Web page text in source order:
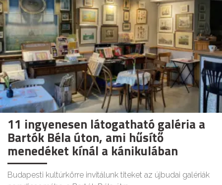
11 ingyenesen látogatható galéria a
Bartók Béla úton, ami hűsítő
menedéket kínál a kánikulában
Budapesti kultúrkörre invitálunk titeket az újbudai galériák